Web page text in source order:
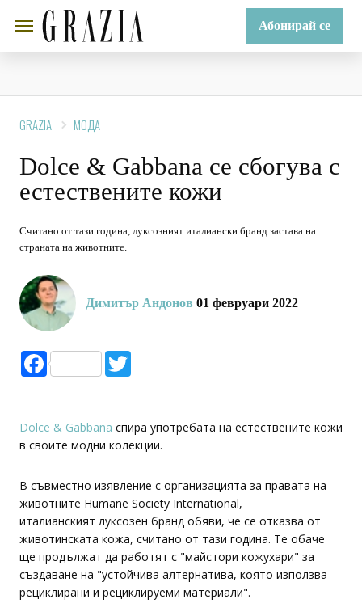
Абонирай се
GRAZIA МОДА
Dolce & Gabbana се сбогува с
естествените кожи
Считано от тази година, луксозният италиански бранд застава на
страната на животните.
Димитър Андонов 01 февруари 2022
Facebook
Dolce & Gabbana спира употребата на естествените кожи
в своите модни колекции.
В съвместно изявление с организацията за правата на
животните Humane Society International,
италианският луксозен бранд обяви, че се отказва от
животинската кожа, считано от тази година. Те обаче
ще продължат да работят с "майстори кожухари" за
създаване на "устойчива алтернатива, която използва
рециклирани и рециклируеми материали".